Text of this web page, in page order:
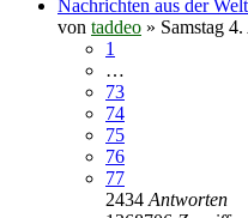
Nachrichten aus der
von taddeo » Samstag
1
…
73
74
75
76
77
2434 Antworten